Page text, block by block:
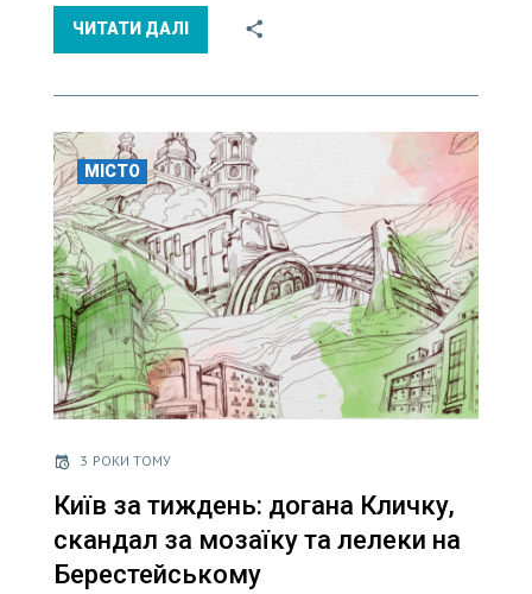
ЧИТАТИ ДАЛІ
МІСТО
3 РОКИ ТОМУ
Київ за тиждень: догана Кличку,
скандал за мозаїку та лелеки на
Берестейському